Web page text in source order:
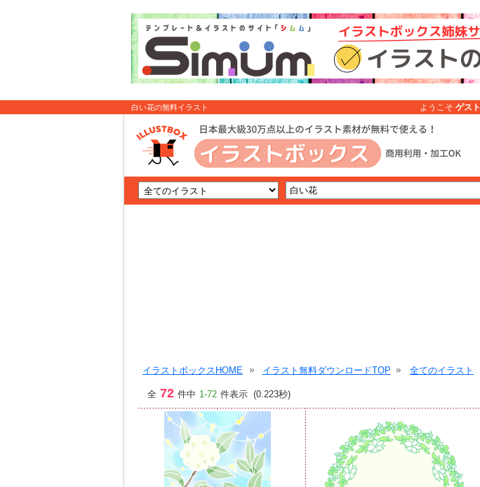
白い花の無料イラスト ようこそ ゲスト
イラストボックスHOME イラスト無料ダウンロードTOP 全てのイラスト
全 72 件中 1-72 件表示 (0.223秒)